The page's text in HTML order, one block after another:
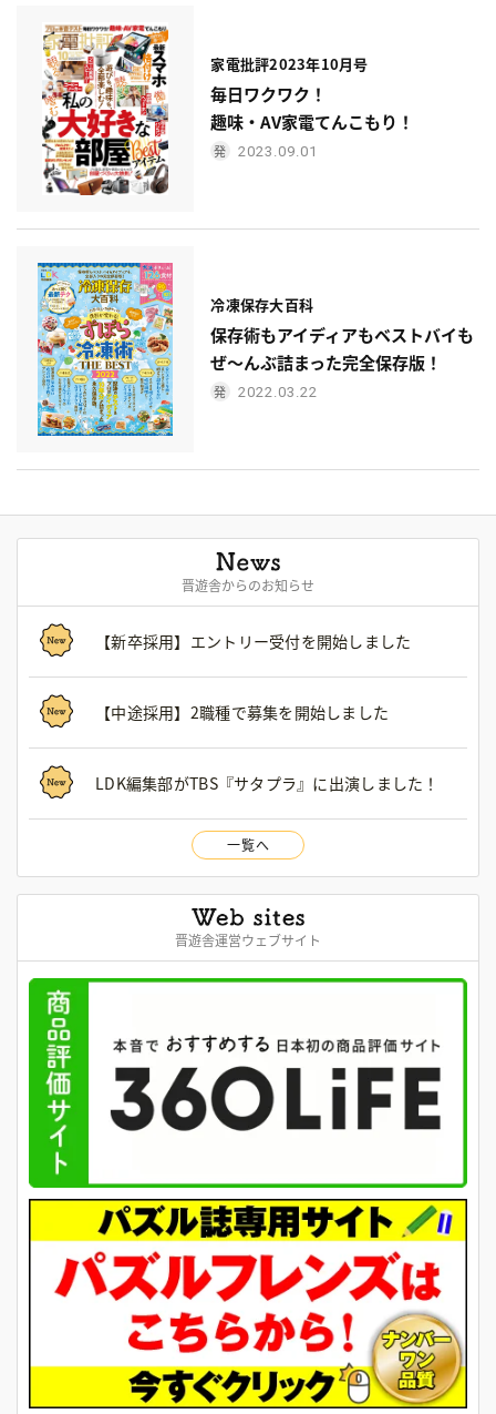
家電批評2023年10月号
毎日ワクワク！
趣味・AV家電てんこもり！
2023.09.01
冷凍保存大百科
保存術もアイディアもベストバイも
ぜ〜んぶ詰まった完全保存版！
2022.03.22
晋遊舎からのお知らせ
【新卒採用】エントリー受付を開始しました
【中途採用】2職種で募集を開始しました
LDK編集部がTBS『サタプラ』に出演しました！
一覧へ
晋遊舎運営ウェブサイト